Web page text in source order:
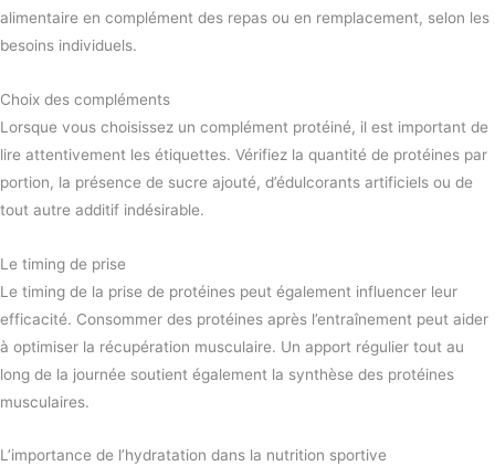
alimentaire en complément des repas ou en remplacement, selon les
besoins individuels.
Choix des compléments
Lorsque vous choisissez un complément protéiné, il est important de
lire attentivement les étiquettes. Vérifiez la quantité de protéines par
portion, la présence de sucre ajouté, d’édulcorants artificiels ou de
tout autre additif indésirable.
Le timing de prise
Le timing de la prise de protéines peut également influencer leur
efficacité. Consommer des protéines après l’entraînement peut aider
à optimiser la récupération musculaire. Un apport régulier tout au
long de la journée soutient également la synthèse des protéines
musculaires.
L’importance de l’hydratation dans la nutrition sportive